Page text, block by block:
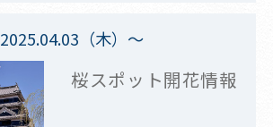
2025.04.03（木）～
桜スポット開花情報